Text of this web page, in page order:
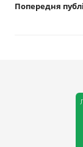
Попередня